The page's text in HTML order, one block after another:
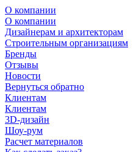
О компании
О компании
Дизайнерам и архитекторам
Строительным организациям
Бренды
Отзывы
Новости
Вернуться обратно
Клиентам
Клиентам
3D-дизайн
Шоу-рум
Расчет материалов